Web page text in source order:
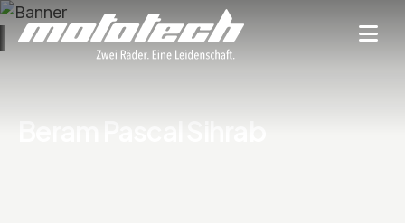
Beram Pascal Sihrab